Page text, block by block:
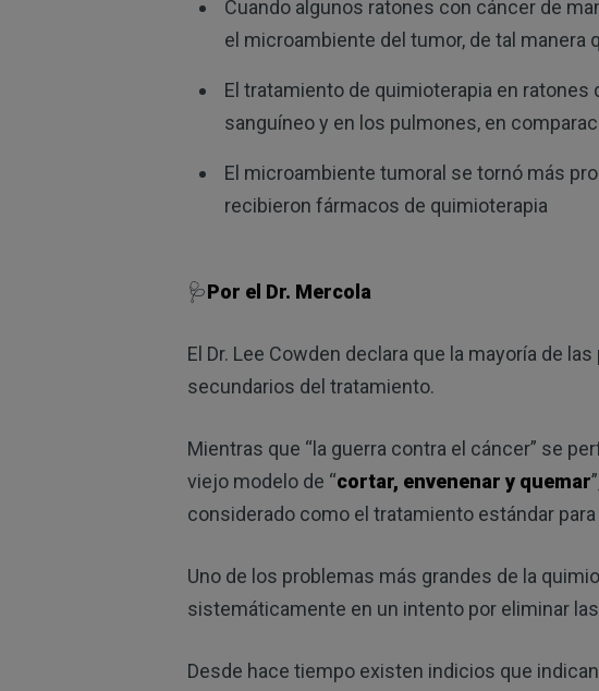
Cuando algunos ratones con cáncer de
el microambiente del tumor, de tal manera
El tratamiento de quimioterapia en
sanguíneo y en los pulmones, en
El microambiente tumoral se tornó más
recibieron fármacos de quimioterapia
🩺Por el Dr. Mercola
El Dr. Lee Cowden declara que la mayoría de
secundarios del tratamiento.
Mientras que “la guerra contra el cáncer” se
viejo modelo de “cortar, envenenar y quemar
considerado como el tratamiento estándar
Uno de los problemas más grandes de la
sistemáticamente en un intento por eliminar
Desde hace tiempo existen indicios que